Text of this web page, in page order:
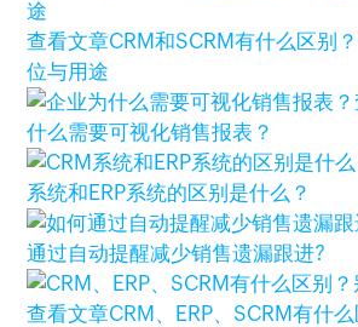
查看文章CRM和SCRM有什么区别
位与用途
什么需要可视化销售报表？
系统和ERP系统的区别是什么？
通过自动提醒减少销售遗漏跟进?
查看文章CRM、ERP、SCRM有什